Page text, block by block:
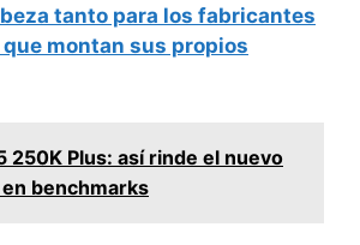
tanto para los fabricantes
montan sus propios
250K Plus: así rinde el nuevo
benchmarks